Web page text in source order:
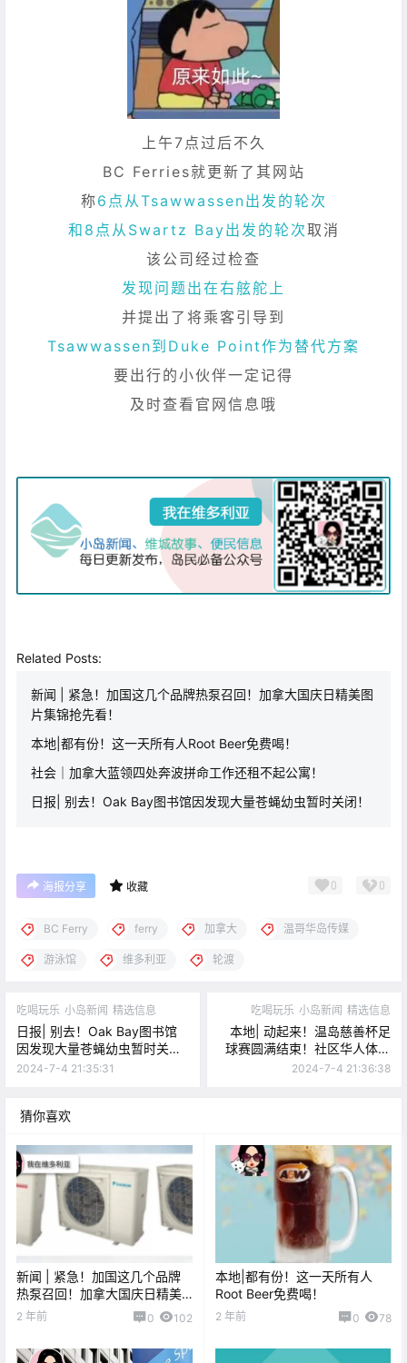
上午7点过后不久
BC Ferries就更新了其网站
称 6点从Tsawwassen出发的轮次
和8点从Swartz Bay出发的轮次取消
该公司经过检查
发现问题出在右舷舵上
并提出了将乘客引导到
Tsawwassen到Duke Point作为替代方案
要出行的小伙伴一定记得
及时查看官网信息哦
Related Posts:
新闻 | 紧急！加国这几个品牌热泵召回！加拿大国庆日精美图
片集锦抢先看！
本地|都有份！这一天所有人Root Beer免费喝！
社会｜加拿大蓝领四处奔波拼命工作还租不起公寓！
日报| 别去！Oak Bay图书馆因发现大量苍蝇幼虫暂时关闭！
海报分享 收藏 0 0
BC Ferry ferry 加拿大 温哥华岛传媒
游泳馆 维多利亚 轮渡
吃喝玩乐 小岛新闻 精选信息
日报| 别去！Oak Bay图书馆
因发现大量苍蝇幼虫暂时关
闭！
2024-7-4 21:35:31
吃喝玩乐 小岛新闻 精选信息
本地| 动起来！温岛慈善杯足
球赛圆满结束！社区华人体育
发展再创佳绩～
2024-7-4 21:36:38
猜你喜欢
新闻 | 紧急！加国这几个品牌
热泵召回！加拿大国庆日精美
图片集锦抢先看！
2 年前 0 102
本地|都有份！这一天所有人
Root Beer免费喝！
2 年前 0 78